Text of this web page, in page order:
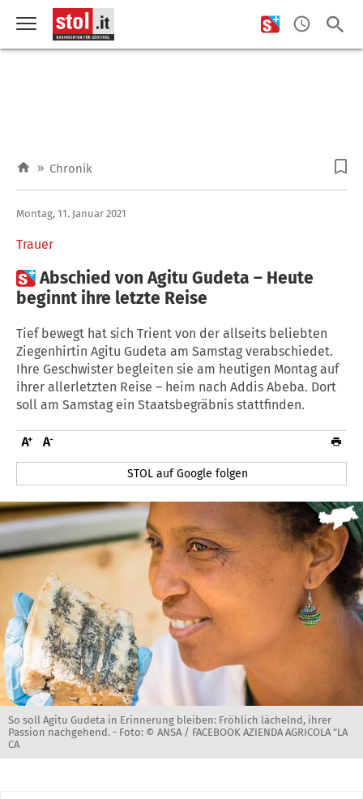
» Chronik
Trauer
Montag, 11. Januar 2021
Abschied von Agitu Gudeta – Heute
beginnt ihre letzte Reise
Tief bewegt hat sich Trient von der allseits beliebten
Ziegenhirtin Agitu Gudeta am Samstag verabschiedet.
Ihre Geschwister begleiten sie am heutigen Montag auf
ihrer allerletzten Reise – heim nach Addis Abeba. Dort
soll am Samstag ein Staatsbegräbnis stattfinden.
STOL auf Google folgen
So soll Agitu Gudeta in Erinnerung bleiben: Fröhlich lächelnd, ihrer
Passion nachgehend. - Foto: © ANSA / FACEBOOK AZIENDA AGRICOLA "LA
CA